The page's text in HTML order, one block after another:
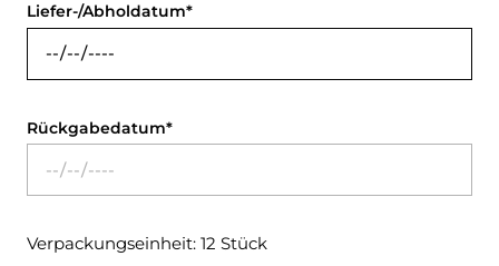
Liefer-/Abholdatum
Rückgabedatum
Verpackungseinheit: 12 Stück